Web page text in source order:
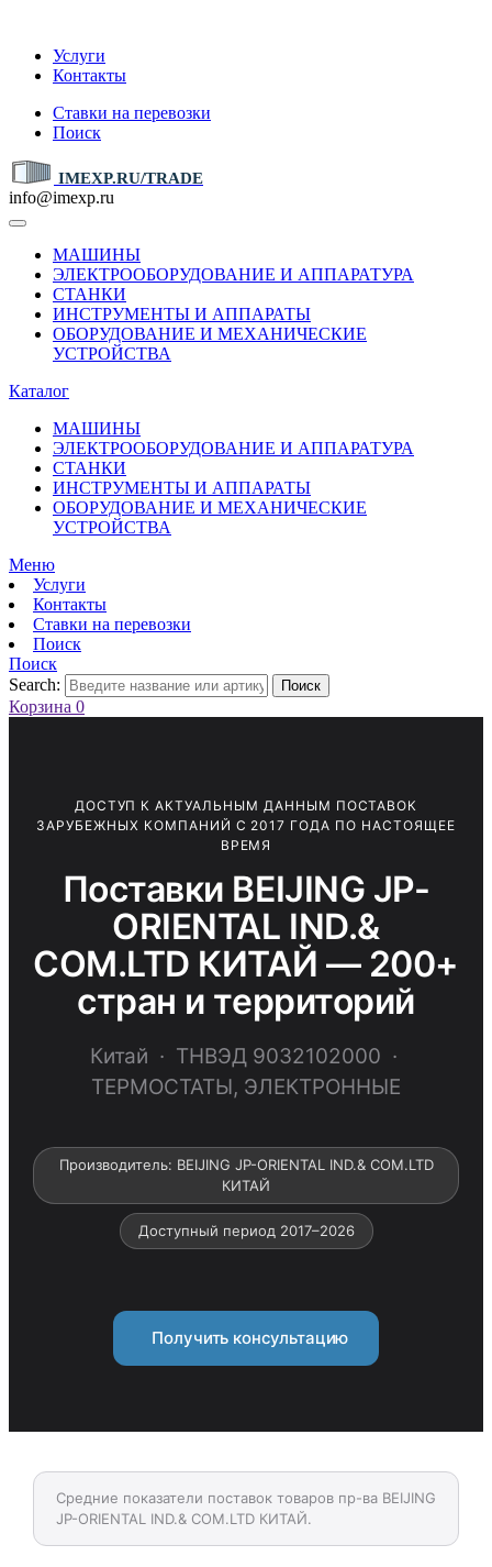
Услуги
Контакты
Ставки на перевозки
Поиск
IMEXP.RU/TRADE
info@imexp.ru
МАШИНЫ
ЭЛЕКТРООБОРУДОВАНИЕ И АППАРАТУРА
СТАНКИ
ИНСТРУМЕНТЫ И АППАРАТЫ
ОБОРУДОВАНИЕ И МЕХАНИЧЕСКИЕ
УСТРОЙСТВА
Каталог
МАШИНЫ
ЭЛЕКТРООБОРУДОВАНИЕ И АППАРАТУРА
СТАНКИ
ИНСТРУМЕНТЫ И АППАРАТЫ
ОБОРУДОВАНИЕ И МЕХАНИЧЕСКИЕ
УСТРОЙСТВА
Меню
Услуги
Контакты
Ставки на перевозки
Поиск
Поиск
Search:
Поиск
Корзина 0
ДОСТУП К АКТУАЛЬНЫМ ДАННЫМ ПОСТАВОК
ЗАРУБЕЖНЫХ КОМПАНИЙ С 2017 ГОДА ПО НАСТОЯЩЕЕ
ВРЕМЯ
Поставки BEIJING JP-
ORIENTAL IND.&
COM.LTD КИТАЙ — 200+
стран и территорий
Китай · ТНВЭД 9032102000 ·
ТЕРМОСТАТЫ, ЭЛЕКТРОННЫЕ
Производитель: BEIJING JP-ORIENTAL IND.& COM.LTD
КИТАЙ
Доступный период 2017–2026
Получить консультацию
Средние показатели поставок товаров пр-ва BEIJING
JP-ORIENTAL IND.& COM.LTD КИТАЙ.